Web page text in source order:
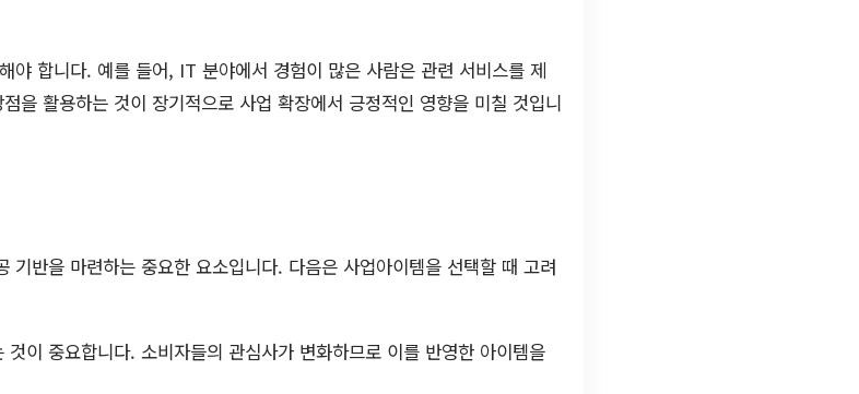
야 합니다. 예를 들어, IT 분야에서 경험이 많은 사람은 관련 서비스를 제
을 활용하는 것이 장기적으로 사업 확장에서 긍정적인 영향을 미칠 것입니
기반을 마련하는 중요한 요소입니다. 다음은 사업아이템을 선택할 때 고려
것이 중요합니다. 소비자들의 관심사가 변화하므로 이를 반영한 아이템을